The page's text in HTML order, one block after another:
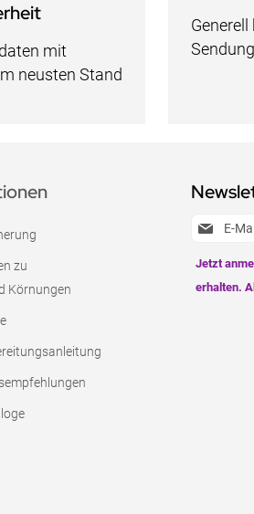
mit
neusten Stand
Anmeldung
Newsletter:
zu
Körnungen